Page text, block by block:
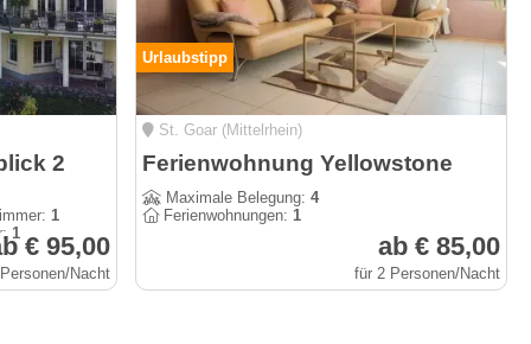
2
1
1 € 95,00
Nacht
Urlaubstipp
St. Goar (Mittelrhein)
Ferienwohnung Yellowstone
Maximale Belegung: 4
Ferienwohnungen: 1
ab € 85,00
für 2 Personen/Nacht